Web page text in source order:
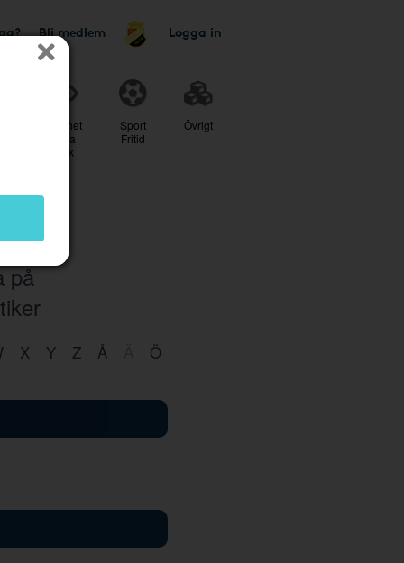
Bli medlem Logga in
Skönhet
Hälsa
Optik
Sport
Fritid
Övrigt
på
X Y Z Å Ö